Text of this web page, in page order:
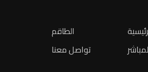
الطاقم
تواصل معنا